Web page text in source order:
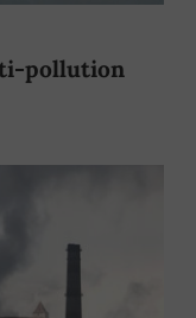
pollution